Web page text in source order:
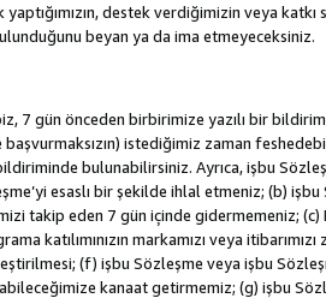
destek verdiğimizin veya katkı
beyan ya da ima etmeyeceksiniz.
7 gün önceden birbirimize yazılı bir
istediğimiz zaman
bulunabilirsiniz. Ayrıca, işbu
esaslı bir şekilde ihlal etmeniz; (b)
eden 7 gün içinde gidermemeniz; (c)
katılımınızın markamızı veya
(f) işbu Sözleşme veya işbu
kanaat getirmemiz; (g) işbu